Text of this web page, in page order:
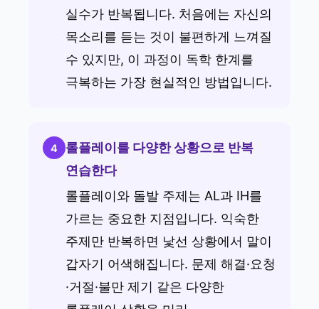
실수가 반복됩니다. 처음에는 자신의
목소리를 듣는 것이 불편하게 느껴질
수 있지만, 이 과정이 독학 한계를
극복하는 가장 현실적인 방법입니다.
4
롤플레이를 다양한 상황으로 반복
연습한다
롤플레이와 돌발 주제는 AL과 IH를
가르는 중요한 지점입니다. 익숙한
주제만 반복하면 낯선 상황에서 말이
갑자기 어색해집니다. 문제 해결·요청
·거절·불만 제기 같은 다양한